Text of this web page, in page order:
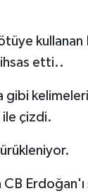
kullanan
etti..
gibi
ile çizdi.